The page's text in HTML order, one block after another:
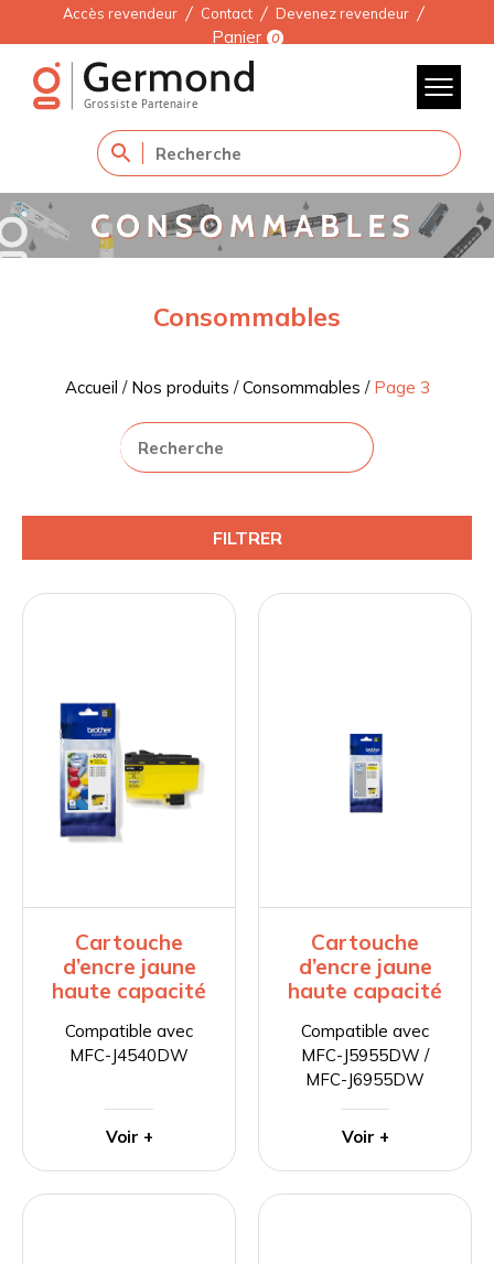
Accès revendeur Contact Devenez revendeur
Panier 0
Consommables
Accueil / Nos produits /Consommables / Page 3
FILTRER
Cartouche
d’encre jaune
haute capacité
Compatible avec
MFC-J4540DW
Voir +
Cartouche
d’encre jaune
haute capacité
Compatible avec
MFC-J5955DW /
MFC-J6955DW
Voir +